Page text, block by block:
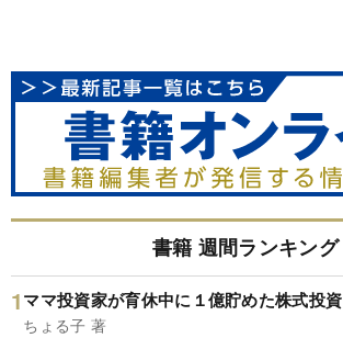
書籍 週間ランキング
ママ投資家が育休中に１億貯めた株式投資
ちょる子 著